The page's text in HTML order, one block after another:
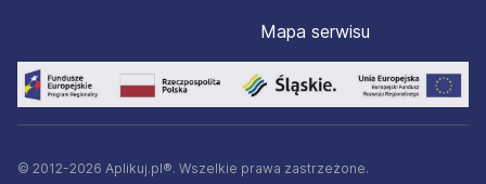
Mapa serwisu
© 2012-2026 Aplikuj.pl®. Wszelkie prawa zastrzeżone.